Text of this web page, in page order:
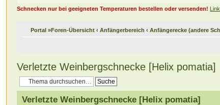
Schnecken nur bei geeigneten Temperaturen bestellen oder versenden! Link
Portal »Foren-Übersicht ‹ Anfängerbereich ‹ Anfängerecke (andere
Verletzte Weinbergschnecke [Helix pomatia]
Verletzte Weinbergschnecke [Helix pomatia]